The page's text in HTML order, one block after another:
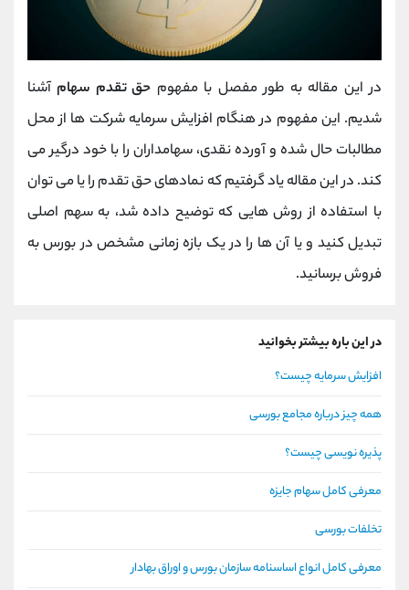
در این مقاله به طور مفصل با مفهوم حق تقدم سهامآشنا
شدیم. این مفهوم در هنگام افزایش سرمایه شرکت ها از محل
مطالبات حال شده و آورده نقدی، سهامداران را با خود درگیر می
کند. در این مقاله یاد گرفتیم که نمادهای حق تقدم را یا می توان
با استفاده از روش هایی که توضیح داده شد، به سهم اصلی
تبدیل کنید و یا آن ها را در یک بازه زمانی مشخص در بورس به
فروش برسانید.
در این باره بیشتر بخوانید
افزایش سرمایه چیست؟
همه چیز درباره مجامع بورسی
پذیره نویسی چیست؟
معرفی کامل سهام جایزه
تخلفات بورسی
معرفی کامل انواع اساسنامه سازمان بورس و اوراق بهادار